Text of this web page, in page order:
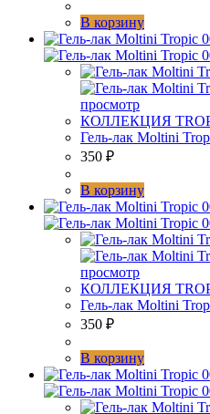
В корзину
просмотр
КОЛЛЕКЦИЯ
Гель-лак Moltini
350 ₽
В корзину
просмотр
КОЛЛЕКЦИЯ
Гель-лак Moltini
350 ₽
В корзину